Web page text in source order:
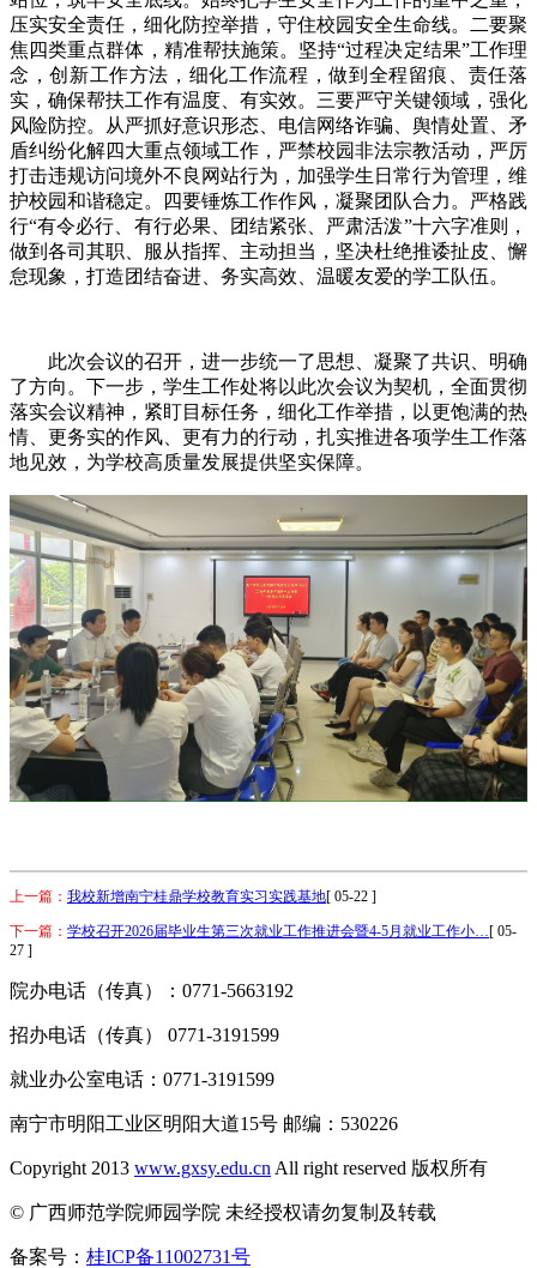
压实安全责任，细化防控举措，守住校园安全生命线。二要聚
焦四类重点群体，精准帮扶施策。坚持“过程决定结果”工作理
念，创新工作方法，细化工作流程，做到全程留痕、责任落
实，确保帮扶工作有温度、有实效。三要严守关键领域，强化
风险防控。从严抓好意识形态、电信网络诈骗、舆情处置、矛
盾纠纷化解四大重点领域工作，严禁校园非法宗教活动，严厉
打击违规访问境外不良网站行为，加强学生日常行为管理，维
护校园和谐稳定。四要锤炼工作作风，凝聚团队合力。严格践
行“有令必行、有行必果、团结紧张、严肃活泼”十六字准则，
做到各司其职、服从指挥、主动担当，坚决杜绝推诿扯皮、懈
怠现象，打造团结奋进、务实高效、温暖友爱的学工队伍。
此次会议的召开，进一步统一了思想、凝聚了共识、明确
了方向。下一步，学生工作处将以此次会议为契机，全面贯彻
落实会议精神，紧盯目标任务，细化工作举措，以更饱满的热
情、更务实的作风、更有力的行动，扎实推进各项学生工作落
地见效，为学校高质量发展提供坚实保障。
上一篇： 我校新增南宁桂鼎学校教育实习实践基地[ 05-22 ]
下一篇： 学校召开2026届毕业生第三次就业工作推进会暨4-5月就业工作小…[ 05-
27 ]
院办电话（传真）：0771-5663192
招办电话（传真） 0771-3191599
就业办公室电话：0771-3191599
南宁市明阳工业区明阳大道15号 邮编：530226
Copyright 2013 www.gxsy.edu.cn All right reserved 版权所有
© 广西师范学院师园学院 未经授权请勿复制及转载
备案号： 桂ICP备11002731号